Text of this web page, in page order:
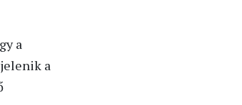
a
a